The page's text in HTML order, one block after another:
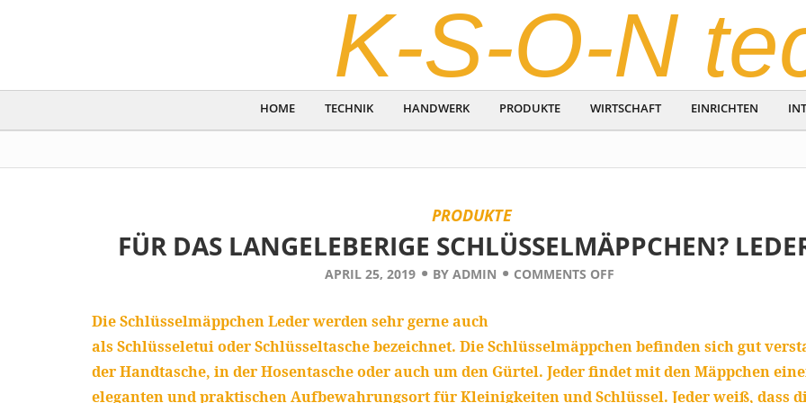
K-S-O-N
HOME TECHNIK HANDWERK PRODUKTE WIRTSCHAFT EINRICHTEN
PRODUKTE
FÜR DAS LANGELEBERIGE SCHLÜSSELMÄPPCHEN?
APRIL 25, 2019 BY ADMIN COMMENTS OFF
Die Schlüsselmäppchen Leder werden sehr gerne auch
als Schlüsseletui oder Schlüsseltasche bezeichnet. Die Schlüsselmäppchen befinden sich gut
der Handtasche, in der Hosentasche oder auch um den Gürtel. Jeder findet mit den Mäppchen
eleganten und praktischen Aufbewahrungsort für Kleinigkeiten und Schlüssel. Jeder weiß, dass